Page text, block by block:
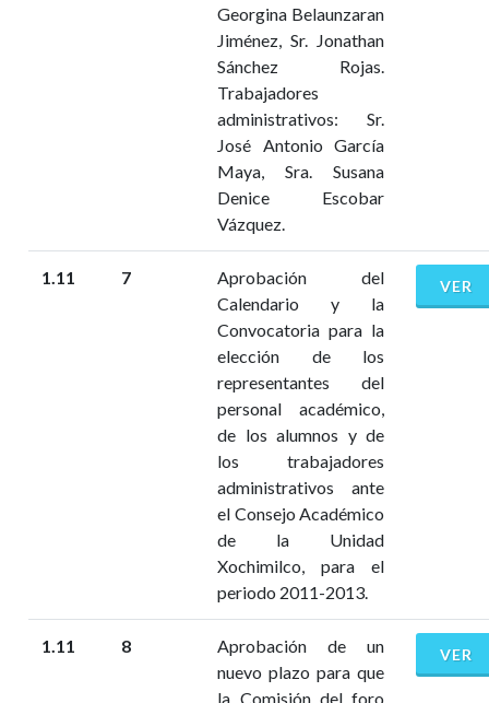
Georgina Belaunzaran
Jiménez, Sr. Jonathan
Sánchez Rojas.
Trabajadores
administrativos: Sr.
José Antonio García
Maya, Sra. Susana
Denice Escobar
Vázquez.
1.11 7
Aprobación del
Calendario y la
Convocatoria para la
elección de los
representantes del
personal académico,
de los alumnos y de
los trabajadores
administrativos ante
el Consejo Académico
de la Unidad
Xochimilco, para el
periodo 2011-2013.
VER
1.11 8
Aprobación de un
nuevo plazo para que
la Comisión del foro
VER